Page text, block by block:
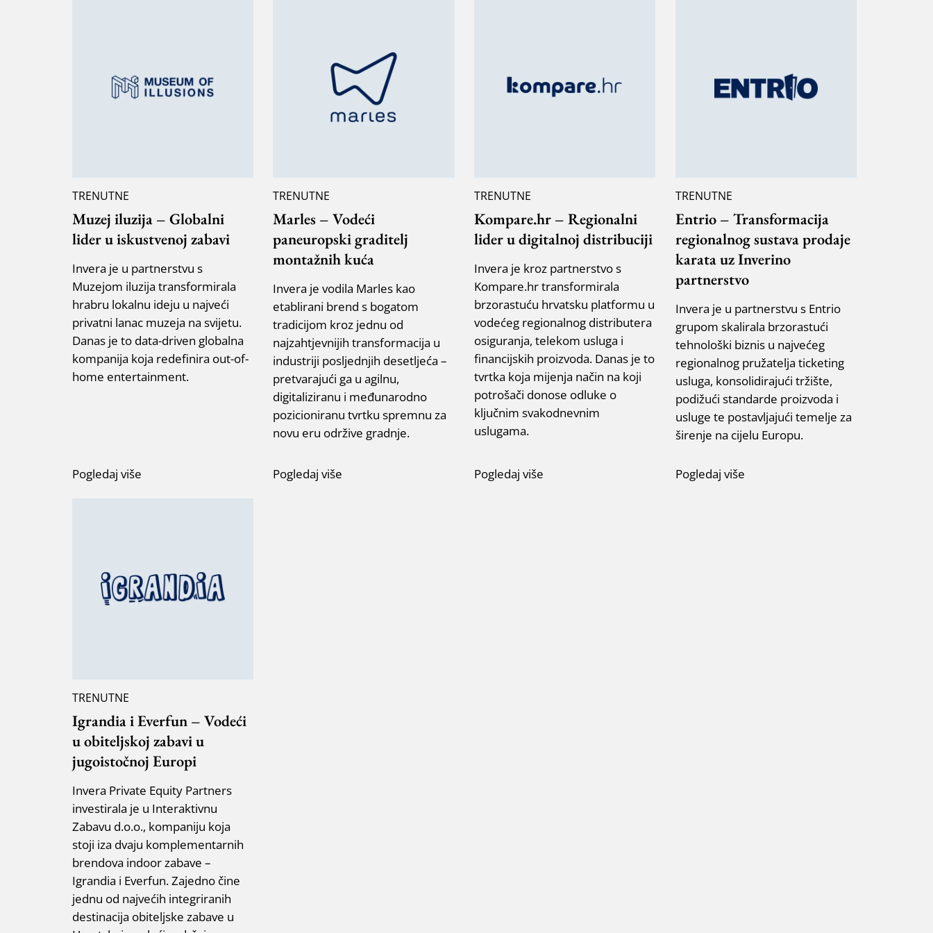
TRENUTNE
Muzej iluzija – Globalni
lider u iskustvenoj zabavi
Invera je u partnerstvu s
Muzejom iluzija transformirala
hrabru lokalnu ideju u najveći
privatni lanac muzeja na svijetu.
Danas je to data-driven globalna
kompanija koja redefinira out-of-
home entertainment.
Pogledaj više
TRENUTNE
Marles – Vodeći
paneuropski graditelj
montažnih kuća
Invera je vodila Marles kao
etablirani brend s bogatom
tradicijom kroz jednu od
najzahtjevnijih transformacija u
industriji posljednjih desetljeća –
pretvarajući ga u agilnu,
digitaliziranu i međunarodno
pozicioniranu tvrtku spremnu za
novu eru održive gradnje.
Pogledaj više
TRENUTNE
Kompare.hr – Regionalni
lider u digitalnoj distribuciji
Invera je kroz partnerstvo s
Kompare.hr transformirala
brzorastuću hrvatsku platformu u
vodećeg regionalnog distributera
osiguranja, telekom usluga i
financijskih proizvoda. Danas je to
tvrtka koja mijenja način na koji
potrošači donose odluke o
ključnim svakodnevnim
uslugama.
Pogledaj više
TRENUTNE
Entrio – Transformacija
regionalnog sustava prodaje
karata uz Inverino
partnerstvo
Invera je u partnerstvu s Entrio
grupom skalirala brzorastući
tehnološki biznis u najvećeg
regionalnog pružatelja ticketing
usluga, konsolidirajući tržište,
podižući standarde proizvoda i
usluge te postavljajući temelje za
širenje na cijelu Europu.
Pogledaj više
TRENUTNE
Igrandia i Everfun – Vodeći
u obiteljskoj zabavi u
jugoistočnoj Europi
Invera Private Equity Partners
investirala je u Interaktivnu
Zabavu d.o.o., kompaniju koja
stoji iza dvaju komplementarnih
brendova indoor zabave –
Igrandia i Everfun. Zajedno čine
jednu od najvećih integriranih
destinacija obiteljske zabave u